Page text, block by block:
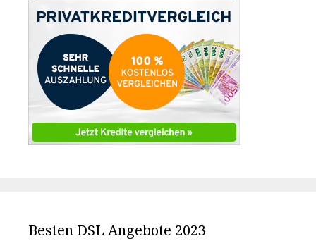
Besten DSL Angebote 2023